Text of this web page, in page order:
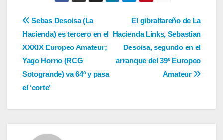
Navegación
de
entradas
El gibraltareño de La
Hacienda Links, Sebastian
Desoisa, segundo en el
arranque del 39º Europeo
Amateur
Sebas Desoisa (La
Hacienda) es tercero en el
XXXIX Europeo Amateur;
Yago Horno (RCG
Sotogrande) va 64º y pasa
el ‘corte’